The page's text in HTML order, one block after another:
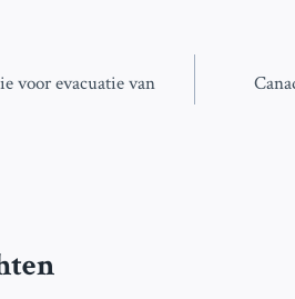
voor evacuatie van